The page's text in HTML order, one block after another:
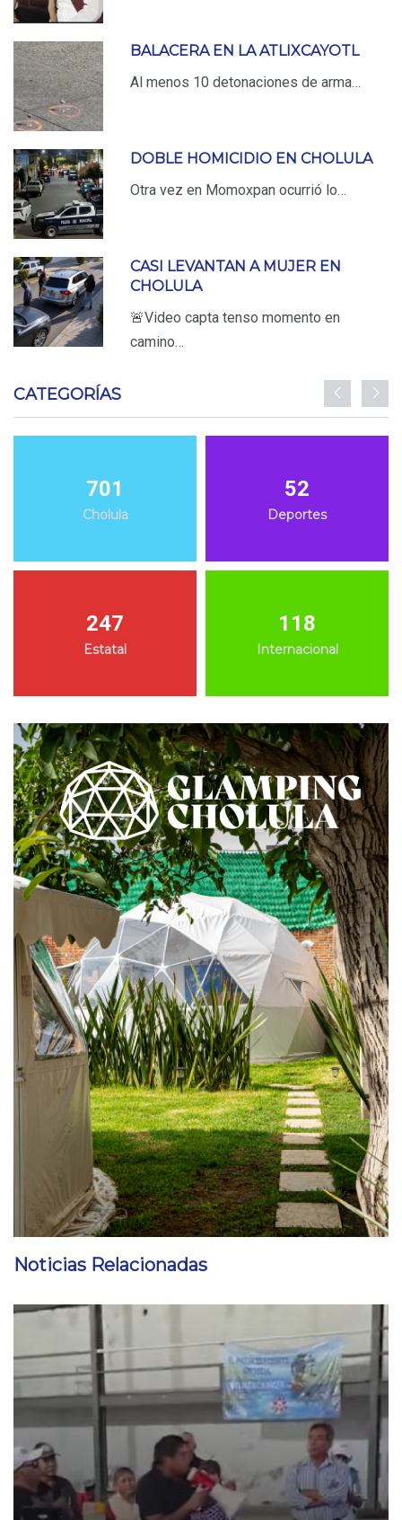
BALACERA EN LA ATLIXCAYOTL
Al menos 10 detonaciones de arma…
DOBLE HOMICIDIO EN CHOLULA
Otra vez en Momoxpan ocurrió lo…
CASI LEVANTAN A MUJER EN
CHOLULA
🚨Video capta tenso momento en
camino…
CATEGORÍAS
701
Cholula
52
Deportes
247
Estatal
118
Internacional
Noticias Relacionadas